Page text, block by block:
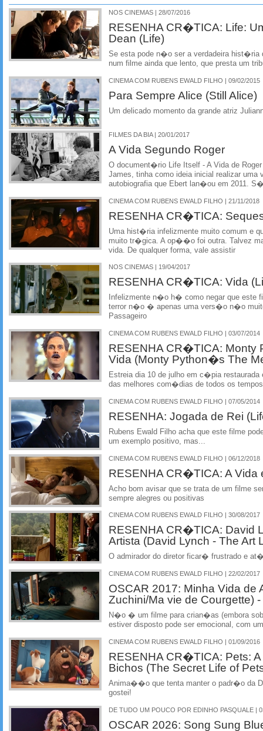
NOS CINEMAS | 28/07/2016
RESENHA CR�TICA: Life:
Dean (Life)
Se esta pode n�o ser a verdadeira hist�ria
num filme ainda que lento, que presta um
CINEMA COM RUBENS EWALD FILHO | 09/02/2015
Para Sempre Alice (Still Alice)
Um delicado momento da grande atriz
FILMES DA BIA | 20/01/2017
A Vida Segundo Roger
O document�rio Life Itself - A Vida de
James, tinha como ideia inicial realizar uma
autobiografia que Ebert lan�ou em 2011.
CINEMA COM RUBENS EWALD FILHO | 21/11/2018
RESENHA CR�TICA:
Uma hist�ria infelizmente muito comum e
muito tr�gica. A op��o foi outra. Talvez
vida. De qualquer forma, vale assistir
NOS CINEMAS | 19/04/2017
RESENHA CR�TICA: Vida
Infelizmente n�o h� como negar que
terror n�o � apenas uma vers�o n�o
Passageiro
CINEMA COM RUBENS EWALD FILHO | 03/07/2014
RESENHA CR�TICA: Monty
Vida (Monty Python�s The
Estreia dia 10 de julho em c�pia
das melhores com�dias de todos os tempos
CINEMA COM RUBENS EWALD FILHO | 07/05/2014
RESENHA: Jogada de Rei
Rubens Ewald Filho acha que este filme
um exemplo positivo, mas...
CINEMA COM RUBENS EWALD FILHO | 06/12/2018
RESENHA CR�TICA: A Vida
Acho bom avisar que se trata de um filme
sempre alegres ou positivas
CINEMA COM RUBENS EWALD FILHO | 30/08/2017
RESENHA CR�TICA: David
Artista (David Lynch - The Art
O admirador do diretor ficar� frustrado e
CINEMA COM RUBENS EWALD FILHO | 22/02/2017
OSCAR 2017: Minha Vida de
Zuchini/Ma vie de Courgette)
N�o � um filme para crian�as (embora
estiver disposto pode ser emocional, com
CINEMA COM RUBENS EWALD FILHO | 01/09/2016
RESENHA CR�TICA: Pets:
Bichos (The Secret Life of
Anima��o que tenta manter o padr�o da
gostei!
DE TUDO UM POUCO POR EDINHO PASQUALE |
OSCAR 2026: Song Sung